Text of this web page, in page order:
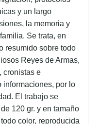
y un largo
la memoria y
Se trata, en
resumido sobre todo
Reyes de Armas,
cronistas e
informaciones, por lo
El trabajo se
120 gr. y en tamaño
color, reproducida